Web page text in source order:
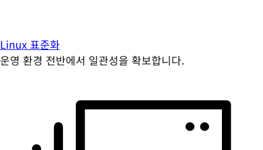
Linux 표준화
운영 환경 전반에서 일관성을 확보합니다.